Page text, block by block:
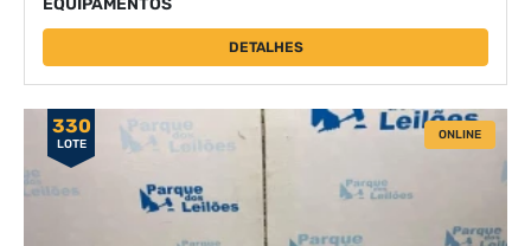
EQUIPAMENTOS
DETALHES
330
LOTE
ONLINE